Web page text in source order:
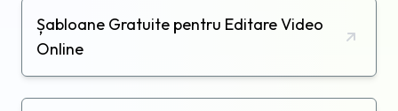
Șabloane Gratuite pentru Editare Video
Online